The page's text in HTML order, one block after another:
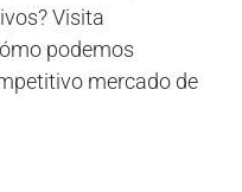
Visita
podemos
mercado de